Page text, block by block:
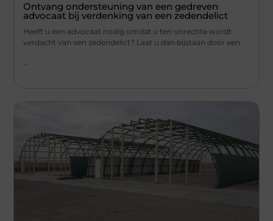
Ontvang ondersteuning van een gedreven
advocaat bij verdenking van een zedendelict
Heeft u een advocaat nodig omdat u ten onrechte wordt
verdacht van een zedendelict? Laat u dan bijstaan door een